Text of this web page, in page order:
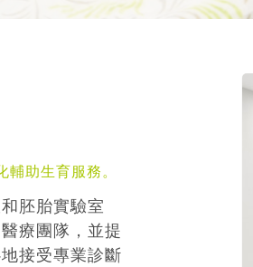
助生育服務。
胚胎實驗室
療團隊，並提
接受專業診斷